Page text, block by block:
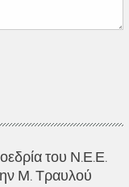
του Ν.Ε.Ε.
Μ. Τραυλού